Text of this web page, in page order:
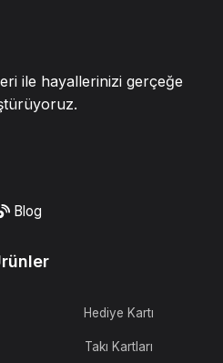
ile hayallerinizi gerçeğe
Blog
Hediye Kartı
Takı Kartları